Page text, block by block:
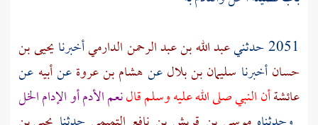
2051 حدثني
عبد الله بن عبد الرحمن الدارميأخبرنايحيى بن
حسانأخبرنا سليمان بن بلالعنهشام بن عروةعنأبيه عن
عائشةأن النبي صلى الله عليه وسلم قالنعم الأدم أو الإدام الخل